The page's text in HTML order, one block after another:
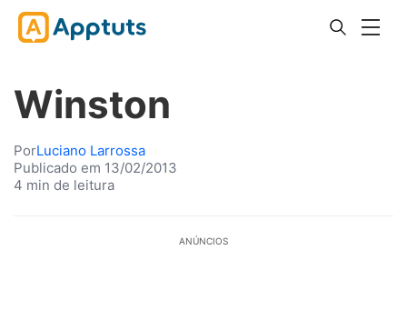
Winston
PorLuciano Larrossa
Publicado em 13/02/2013
4 min de leitura
ANÚNCIOS